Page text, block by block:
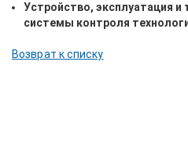
Устройство, эксплуатация и
системы контроля
Возврат к списку